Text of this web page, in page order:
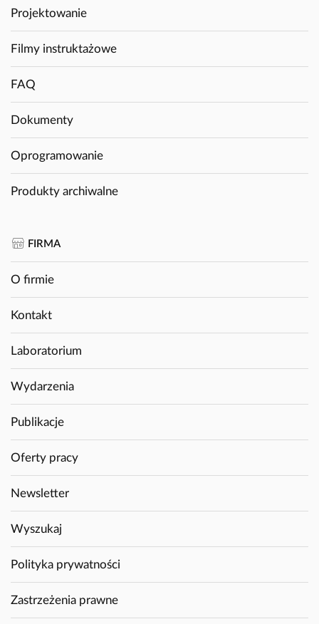
Projektowanie
Filmy instruktażowe
FAQ
Dokumenty
Oprogramowanie
Produkty archiwalne
FIRMA
O firmie
Kontakt
Laboratorium
Wydarzenia
Publikacje
Oferty pracy
Newsletter
Wyszukaj
Polityka prywatności
Zastrzeżenia prawne